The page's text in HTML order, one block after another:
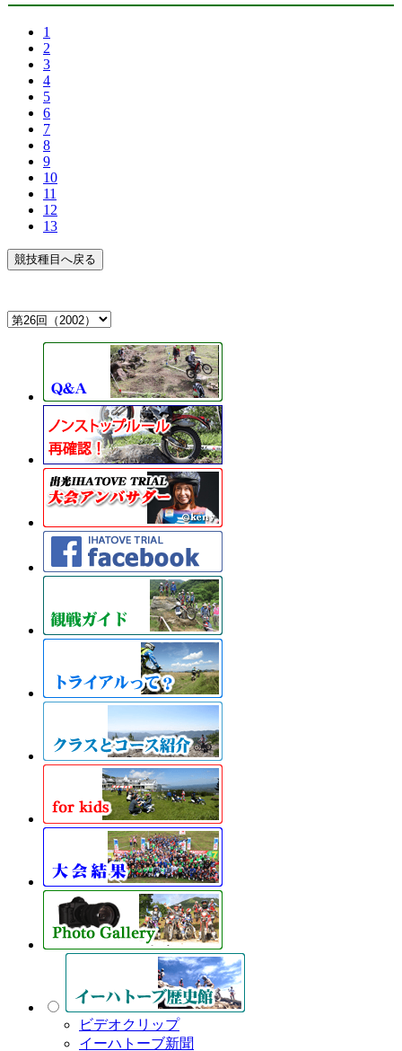
1
2
3
4
5
6
7
8
9
10
11
12
13
競技種目へ戻る
ビデオクリップ
イーハトーブ新聞